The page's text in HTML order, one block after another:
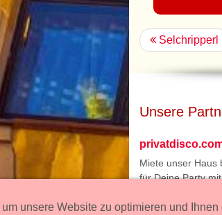
Selchripperl
Unsere
Miete unser Haus
für Deine Party
Impressum:
unsere Website zu optimieren und